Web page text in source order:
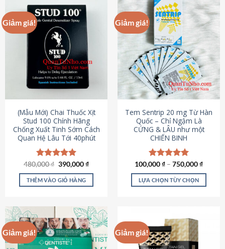
có
nhiều
biến
thể.
Các
tùy
chọn
được
chọn
trên
trang
sản
phẩm
này
có
nhiều
biến
thể.
Các
tùy
chọn
có
thể
chọn
trên
trang
sản
phẩm
Giảm giá!
(Mẫu Mới) Chai Thuốc Xịt
Stud 100 Chính Hãng
Chống Xuất Tinh Sớm Cách
Quan Hệ Lâu Tới 40phút
Được xếp
hạng5.00
5 sao
480,000₫ Giá
là:
480,000 ₫.
390,000₫Giá
tại
THÊM VÀO GIỎ HÀNG
Giảm giá!
Tem Sentrip 20 mg Từ Hàn
Quốc – Chỉ Ngậm Là
CỨNG & LÂU như một
CHIẾN BINH
Được xếp
hạng5.00
5 sao
100,000₫ – 750,000₫
LỰA CHỌN TÙY CHỌN
có
nhiều
biến
Giảm giá! Giảm giá!